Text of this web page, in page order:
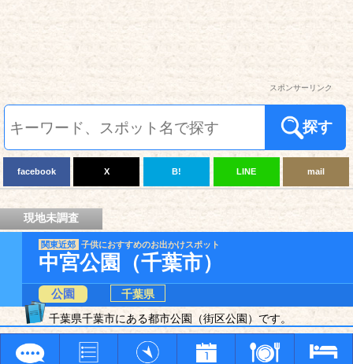
スポンサーリンク
探す
facebook X B! LINE mail
現地未調査
関東近郊 子供におすすめのお出かけスポット
中宮公園（千葉市）
公園
千葉県
千葉県千葉市にある都市公園（街区公園）です。